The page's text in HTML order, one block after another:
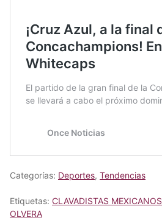
Categorías: Deportes, Tendencias
Etiquetas: CLAVADISTAS MEXICANOS
OLVERA